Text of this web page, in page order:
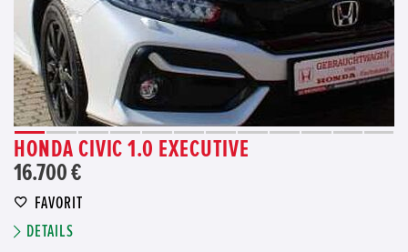
HONDA CIVIC 1.0 EXECUTIVE
16.700 €
FAVORIT
DETAILS